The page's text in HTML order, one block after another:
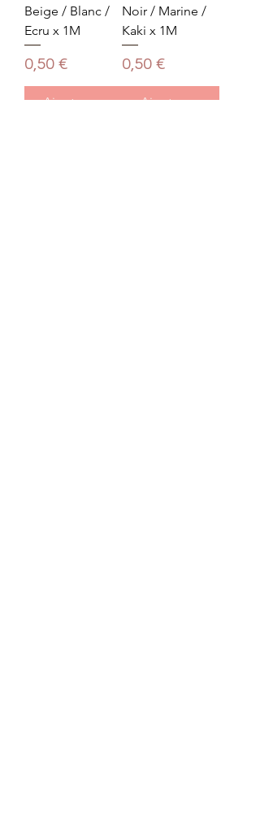
Beige / Blanc /
Ecru x 1M
Prix
0,50 €
Ajouter au
Noir / Marine /
Kaki x 1M
Prix
0,50 €
Ajouter au